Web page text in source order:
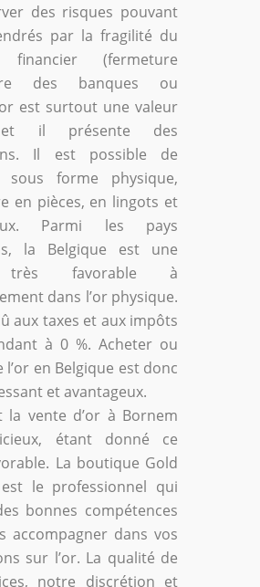
des risques pouvant
par la fragilité du
financier (fermeture
des banques ou
est surtout une valeur
il présente des
Il est possible de
sous forme physique,
en pièces, en lingots et
Parmi les pays
la Belgique est une
très favorable à
dans l’or physique.
aux taxes et aux impôts
à 0 %. Acheter ou
l’or en Belgique est donc
et avantageux.
la vente d’or à Bornem
étant donné ce
La boutique Gold
le professionnel qui
bonnes compétences
accompagner dans vos
sur l’or. La qualité de
notre discrétion et